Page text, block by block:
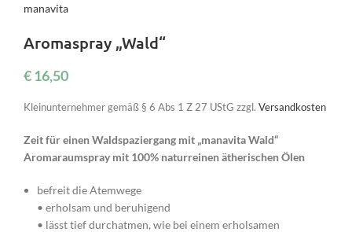
manavita
Aromaspray „Wald“
€16,50
Kleinunternehmer gemäß § 6 Abs 1 Z 27 UStG zzgl. Versandkosten
Zeit für einen Waldspaziergang mit „manavita Wald“
Aromaraumspray mit 100% naturreinen ätherischen Ölen
befreit die Atemwege
• erholsam und beruhigend
• lässt tief durchatmen, wie bei einem erholsamen